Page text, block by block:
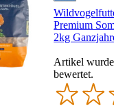
Premium
2kg
Artikel
bewertet.